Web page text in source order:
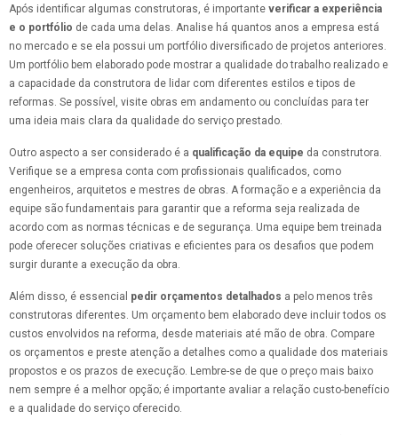
Após identificar algumas construtoras, é importante verificar a experiência
e o portfólio de cada uma delas. Analise há quantos anos a empresa está
no mercado e se ela possui um portfólio diversificado de projetos anteriores.
Um portfólio bem elaborado pode mostrar a qualidade do trabalho realizado e
a capacidade da construtora de lidar com diferentes estilos e tipos de
reformas. Se possível, visite obras em andamento ou concluídas para ter
uma ideia mais clara da qualidade do serviço prestado.
Outro aspecto a ser considerado é a qualificação da equipe da construtora.
Verifique se a empresa conta com profissionais qualificados, como
engenheiros, arquitetos e mestres de obras. A formação e a experiência da
equipe são fundamentais para garantir que a reforma seja realizada de
acordo com as normas técnicas e de segurança. Uma equipe bem treinada
pode oferecer soluções criativas e eficientes para os desafios que podem
surgir durante a execução da obra.
Além disso, é essencial pedir orçamentos detalhados a pelo menos três
construtoras diferentes. Um orçamento bem elaborado deve incluir todos os
custos envolvidos na reforma, desde materiais até mão de obra. Compare
os orçamentos e preste atenção a detalhes como a qualidade dos materiais
propostos e os prazos de execução. Lembre-se de que o preço mais baixo
nem sempre é a melhor opção; é importante avaliar a relação custo-benefício
e a qualidade do serviço oferecido.